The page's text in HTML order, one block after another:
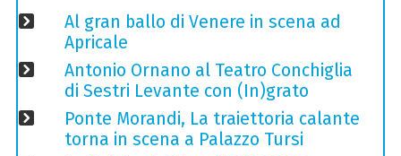
Al gran ballo di Venere in scena ad
Apricale
Antonio Ornano al Teatro Conchiglia
di Sestri Levante con (In)grato
Ponte Morandi, La traiettoria calante
torna in scena a Palazzo Tursi